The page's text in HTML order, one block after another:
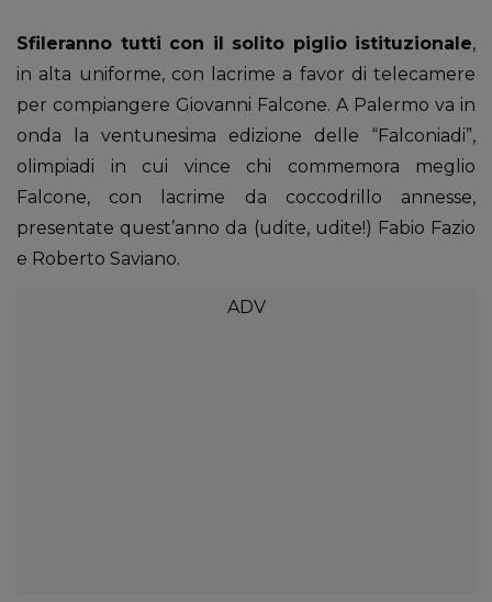
Sfileranno tutti con il solito piglio istituzionale,
in alta uniforme, con lacrime a favor di telecamere
per compiangere Giovanni Falcone. A Palermo va in
onda la ventunesima edizione delle “Falconiadi”,
olimpiadi in cui vince chi commemora meglio
Falcone, con lacrime da coccodrillo annesse,
presentate quest’anno da (udite, udite!) Fabio Fazio
e Roberto Saviano.